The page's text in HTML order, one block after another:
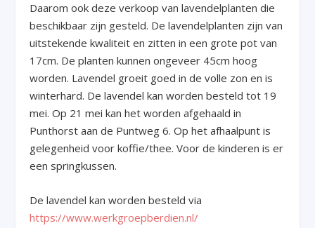
Daarom ook deze verkoop van lavendelplanten die
beschikbaar zijn gesteld. De lavendelplanten zijn van
uitstekende kwaliteit en zitten in een grote pot van
17cm. De planten kunnen ongeveer 45cm hoog
worden. Lavendel groeit goed in de volle zon en is
winterhard. De lavendel kan worden besteld tot 19
mei. Op 21 mei kan het worden afgehaald in
Punthorst aan de Puntweg 6. Op het afhaalpunt is
gelegenheid voor koffie/thee. Voor de kinderen is er
een springkussen.
De lavendel kan worden besteld via
https://www.werkgroepberdien.nl/